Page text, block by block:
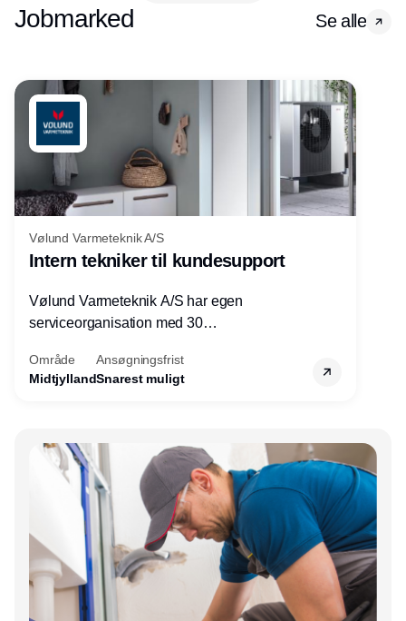
Jobmarked Se alle
Vølund Varmeteknik A/S
Intern tekniker til kundesupport
Vølund Varmeteknik A/S har egen
serviceorganisation med 30
søger nu endnu en teknisk kollega - denne
gang til kundesupport på kontoret i Herning.
Område
Midtjylland
Ansøgningsfrist
Snarest muligt
Annonce